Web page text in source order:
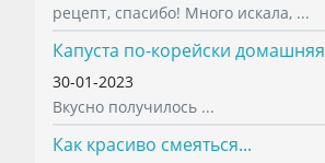
рецепт, спасибо! Много искала, ...
Капуста по-корейски домашняя
30-01-2023
Вкусно получилось ...
Как красиво смеяться...